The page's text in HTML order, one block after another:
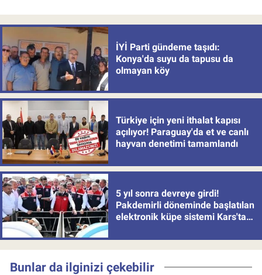
İYİ Parti gündeme taşıdı:
Konya'da suyu da tapusu da
olmayan köy
Türkiye için yeni ithalat kapısı
açılıyor! Paraguay'da et ve canlı
hayvan denetimi tamamlandı
5 yıl sonra devreye girdi!
Pakdemirli döneminde başlatılan
elektronik küpe sistemi Kars'tan
Bunlar da ilginizi çekebilir